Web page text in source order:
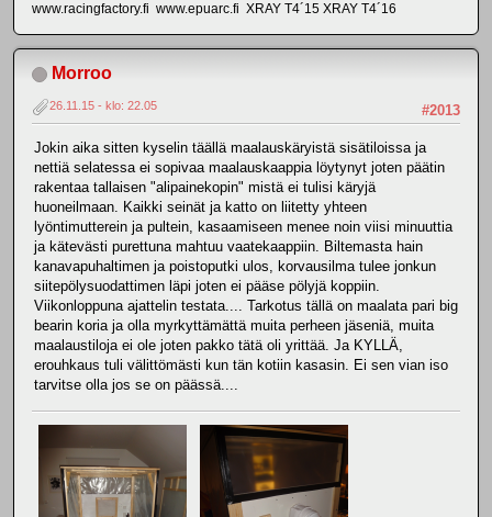
www.racingfactory.fi www.epuarc.fi XRAY T4´15 XRAY T4´16
Morroo
#2013
26.11.15 - klo: 22.05
Jokin aika sitten kyselin täällä maalauskäryistä sisätiloissa ja
nettiä selatessa ei sopivaa maalauskaappia löytynyt joten päätin
rakentaa tallaisen "alipainekopin" mistä ei tulisi käryjä
huoneilmaan. Kaikki seinät ja katto on liitetty yhteen
lyöntimutterein ja pultein, kasaamiseen menee noin viisi minuuttia
ja kätevästi purettuna mahtuu vaatekaappiin. Biltemasta hain
kanavapuhaltimen ja poistoputki ulos, korvausilma tulee jonkun
siitepölysuodattimen läpi joten ei pääse pölyjä koppiin.
Viikonloppuna ajattelin testata.... Tarkotus tällä on maalata pari big
bearin koria ja olla myrkyttämättä muita perheen jäseniä, muita
maalaustiloja ei ole joten pakko tätä oli yrittää. Ja KYLLÄ,
erouhkaus tuli välittömästi kun tän kotiin kasasin. Ei sen vian iso
tarvitse olla jos se on päässä....